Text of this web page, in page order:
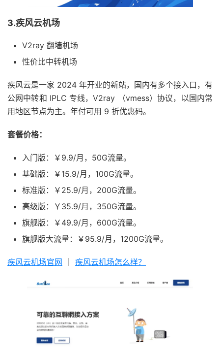
3.疾风云机场
V2ray 翻墙机场
性价比中转机场
疾风云是一家 2024 年开业的新站，国内有多个接入口，有
公网中转和 IPLC 专线，V2ray （vmess）协议，以国内常
用地区节点为主。年付可用 9 折优惠码。
套餐价格：
入门版：￥9.9/月，50G流量。
基础版：￥15.9/月，100G流量。
标准版：￥25.9/月，200G流量。
高级版：￥35.9/月，350G流量。
旗舰版：￥49.9/月，600G流量。
旗舰版大流量：￥95.9/月，1200G流量。
疾风云机场官网 疾风云机场怎么样？